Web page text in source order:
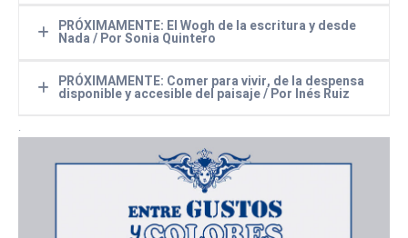
(Por Henry González. Psicólogo clínico y
psicoterapeuta)
PONENCIA
El gusto en los bordes de la ideología y la
política
(Por Anderson Jaimes. Filósofo y
PRÓXIMAMENTE: El Wogh de la escritura y desde
Nada / Por Sonia Quintero
PONENCIA
El Wogh de la escritura y desde Nada
(Por Sonia Quintero. Comunicadora,
historiadora del arte)
PRÓXIMAMENTE: Comer para vivir, de la despensa
disponible y accesible del paisaje / Por Inés Ruiz
PONENCIA
Comer para vivir, de la despensa
disponible y accesible del paisaje
(Por Inés Ruiz Pacheco. Comunicadora,
cocinera)
.